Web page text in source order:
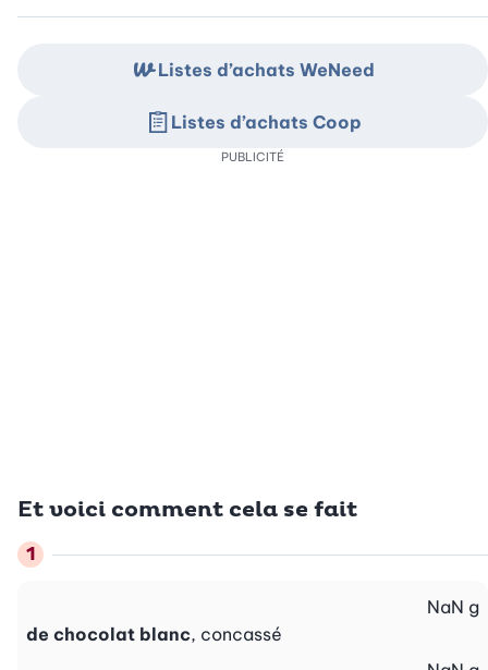
Et voici comment cela se fait
de chocolat blanc, concassé
NaN g
Listes d’achats WeNeed
Listes d’achats Coop
PUBLICITÉ